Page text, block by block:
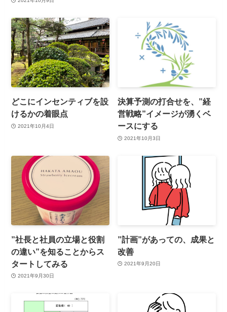
どこにインセンティブを設
けるかの着眼点
2021年10月4日
決算予測の打合せを、”経
営戦略”イメージが湧くベ
ースにする
2021年10月3日
”社長と社員の立場と役割
の違い”を知ることからス
タートしてみる
2021年9月30日
”計画”があっての、成果と
改善
2021年9月20日